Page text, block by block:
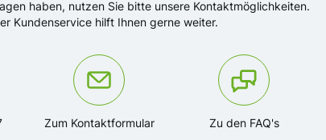
haben, nutzen Sie bitte unsere Kontaktmöglichkeiten.
Kundenservice hilft Ihnen gerne weiter.
unter der Telefonnummer:
Oder kontaktieren Sie uns über das Kontakformular:
Zum Kontaktformular Zu den FAQ's